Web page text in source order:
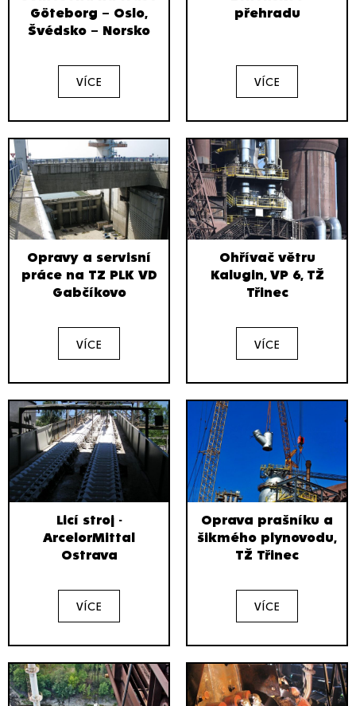
Göteborg – Oslo,
Švédsko – Norsko
VÍCE
přehradu
VÍCE
Opravy a servisní
práce na TZ PLK VD
Gabčíkovo
VÍCE
Ohřívač větru
Kalugin, VP 6, TŽ
Třinec
VÍCE
Licí stroj -
ArcelorMittal
Ostrava
VÍCE
Oprava prašníku a
šikmého plynovodu,
TŽ Třinec
VÍCE